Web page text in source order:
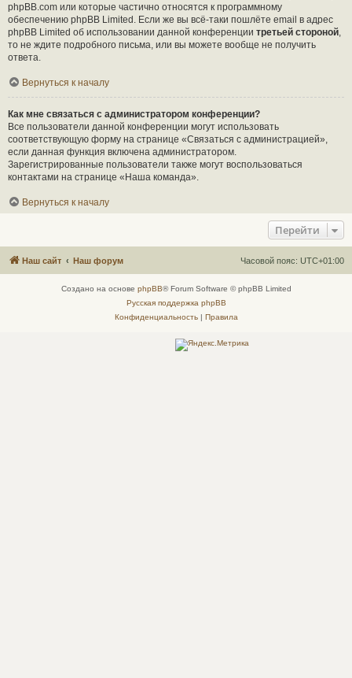
phpBB.com или которые частично относятся к программному
обеспечению phpBB Limited. Если же вы всё-таки пошлёте email в адрес
phpBB Limited об использовании данной конференции третьей стороной,
то не ждите подробного письма, или вы можете вообще не получить
ответа.
Вернуться к началу
Как мне связаться с администратором конференции?
Все пользователи данной конференции могут использовать
соответствующую форму на странице «Связаться с администрацией»,
если данная функция включена администратором.
Зарегистрированные пользователи также могут воспользоваться
контактами на странице «Наша команда».
Вернуться к началу
Перейти
Наш сайт Наш форум Часовой пояс: UTC+01:00
Создано на основе phpBB® Forum Software © phpBB Limited
Русская поддержка phpBB
Конфиденциальность| Правила